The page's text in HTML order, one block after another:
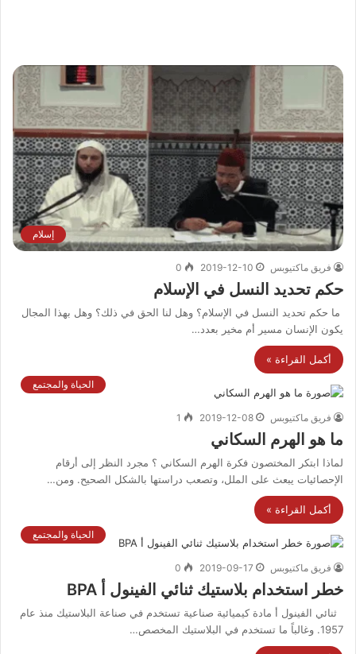
إسلام
فريق ماكتيوبس 2019-12-10
0
حكم تحديد النسل في الإسلام
ما حكم تحديد النسل في الإسلام؟ وهل لنا الحق في ذلك؟ وهل بهذا المجال
يكون الإنسان مسير أم مخير بعدد…
أكمل القراءة »
الحياة والمجتمع
فريق ماكتيوبس 2019-12-08
1
ما هو الهرم السكاني
لماذا ابتكر المختصون فكرة الهرم السكاني ؟ مجرد النظر إلى أرقام
الإحصائيات يبعث على الملل، وتصعب دراستها بالشكل الصحيح. ومن…
أكمل القراءة »
الحياة والمجتمع
فريق ماكتيوبس 2019-09-17
0
خطر استخدام بلاستيك ثنائي الفينول أ BPA
ثنائي الفينول أ مادة كيميائية صناعية تستخدم في صناعة البلاستيك منذ عام
1957. وغالباً ما تستخدم في البلاستيك المخصص…